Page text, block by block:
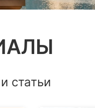
статьи